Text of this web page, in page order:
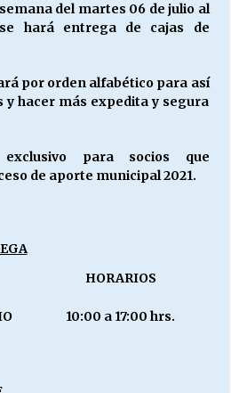
del martes 06 de julio al
hará entrega de cajas de
por orden alfabético para así
hacer más expedita y segura
para socios que
de aporte municipal 2021.
HORARIOS
10:00 a 17:00 hrs.